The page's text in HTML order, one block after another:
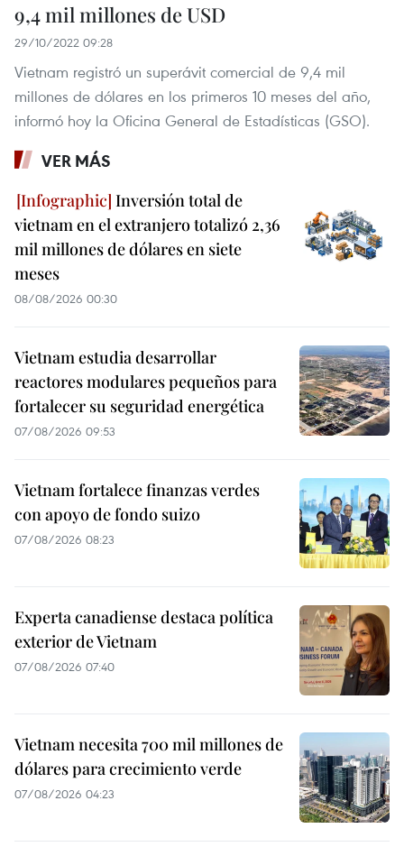
9,4 mil millones de USD
29/10/2022 09:28
Vietnam registró un superávit comercial de 9,4 mil
millones de dólares en los primeros 10 meses del año,
informó hoy la Oficina General de Estadísticas (GSO).
VER MÁS
Inversión total de
vietnam en el extranjero totalizó 2,36
mil millones de dólares en siete
meses
08/08/2026 00:30
Vietnam estudia desarrollar
reactores modulares pequeños para
fortalecer su seguridad energética
07/08/2026 09:53
Vietnam fortalece finanzas verdes
con apoyo de fondo suizo
07/08/2026 08:23
Experta canadiense destaca política
exterior de Vietnam
07/08/2026 07:40
Vietnam necesita 700 mil millones de
dólares para crecimiento verde
07/08/2026 04:23